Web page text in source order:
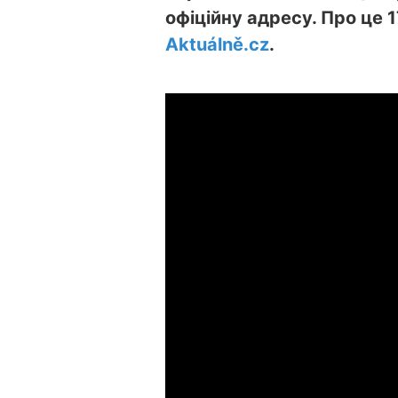
офіційну адресу. Про це
Aktuálně.cz.